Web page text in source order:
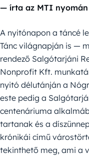
— írta az MTI
A nyitónapon a táncé
Tánc világnapján is —
rendező Salgótarjáni
Nonprofit Kft.
nyitó délutánján a
este pedig a
centenáriuma
tartanak és a
krónikái című
tekinthető meg, ami a